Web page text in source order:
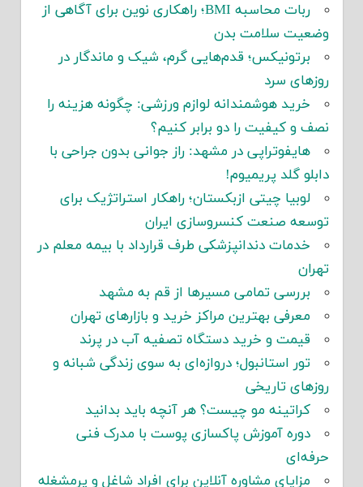
ربات محاسبه BMI؛ راهکاری نوین برای آگاهی از
وضعیت سلامت بدن
برتونیکس؛ قدم‌هایی گرم، شیک و ماندگار در
روزهای سرد
خرید هوشمندانه لوازم ورزشی: چگونه هزینه را
نصف و کیفیت را دو برابر کنیم؟
هایفوتراپی در مشهد: راز جوانی بدون جراحی با
دابلو گلد پریمیوم!
لوبیا چیتی ازبکستان؛ راهکار استراتژیک برای
توسعه صنعت کنسروسازی ایران
خدمات دندانپزشکی طرف قرارداد با بیمه معلم در
تهران
بررسی تمامی مسیرها از قم به مشهد
معرفی بهترین مراکز خرید و بازارهای تهران
قیمت و خرید دستگاه تصفیه آب در پرند
تور استانبول؛ دروازه‌ای به سوی زندگی شبانه و
روزهای تاریخی
کراتینه مو چیست؟ هر آنچه باید بدانید
دوره آموزش پاکسازی پوست با مدرک فنی
حرفه‌ای
مزایای مشاوره آنلاین برای افراد شاغل و پرمشغله